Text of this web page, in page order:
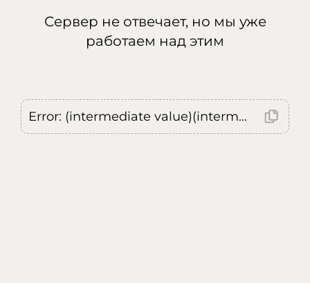
Сервер не отвечает, но мы уже
работаем над этим
Error: (intermediate value)(intermediate value)(intermediate value).replaceAll is not a function